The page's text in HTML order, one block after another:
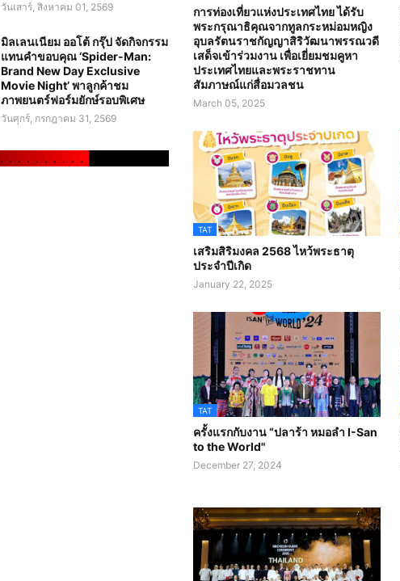
การท่องเที่ยวแห่งประเทศไทย ได้รับ
พระกรุณาธิคุณจากทูลกระหม่อมหญิง
อุบลรัตนราชกัญญาสิริวัฒนาพรรณวดี
เสด็จเข้าร่วมงาน เพื่อเยี่ยมชมคูหา
ประเทศไทยและพระราชทาน
สัมภาษณ์แก่สื่อมวลชน
March 05, 2025
TAT
เสริมสิริมงคล 2568 ไหว้พระธาตุ
ประจำปีเกิด
January 22, 2025
TAT
ครั้งแรกกับงาน “ปลาร้า หมอลำ I-San
to the World"
December 27, 2024
วันเสาร์, สิงหาคม 01, 2569
มิลเลนเนียม ออโต้ กรุ๊ป จัดกิจกรรม
แทนคำขอบคุณ ‘Spider-Man:
Brand New Day Exclusive
Movie Night’ พาลูกค้าชม
ภาพยนตร์ฟอร์มยักษ์รอบพิเศษ
วันศุกร์, กรกฎาคม 31, 2569
. . . . . . . . . .